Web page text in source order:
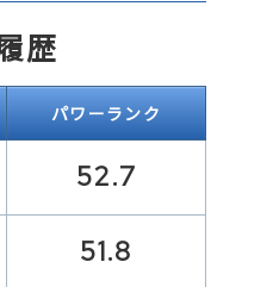
歴
パワーランク
52.7
51.8